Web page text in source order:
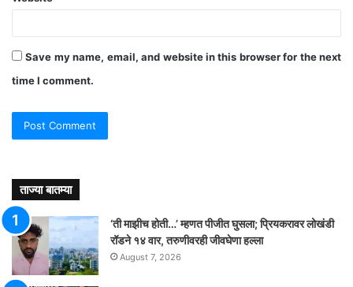
Save my name, email, and website in this browser for the next
time I comment.
ताज्या बातम्या
‘ती माझीच होती…’ म्हणत पीजीत घुसला; प्रियकरावर लोखंडी
रॉडने १४ वार, तरुणीवरही जीवघेणा हल्ला
August 7, 2026